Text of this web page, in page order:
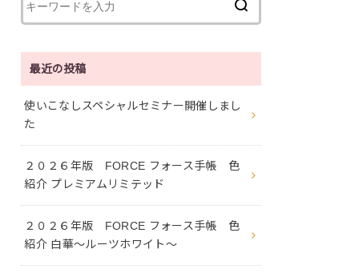
最近の投稿
使いこなしスペシャルセミナー開催しまし
た
２０２６年版 FORCE フォース手帳 色
紹介 プレミアムリミテッド
２０２６年版 FORCE フォース手帳 色
紹介 白華〜ルーツホワイト〜